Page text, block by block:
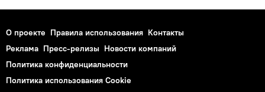
О проекте Правила использования Контакты
Реклама Пресс-релизы Новости компаний
Политика конфиденциальности
Политика использования Cookie